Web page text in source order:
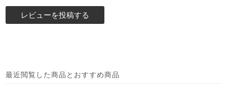
最近閲覧した商品とおすすめ商品